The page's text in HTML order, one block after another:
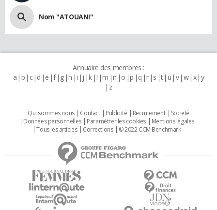
Nom "ATOUANI"
Annuaire des membres :
a b c d e f g h i j k l m n o p q r s t u v w x y
z
Qui sommes nous Contact Publicité Recrutement
Societé
Données personnelles
Paramétrer les cookies
Mentions légales
Tous les articles
Corrections © 2022 CCM Benchmark